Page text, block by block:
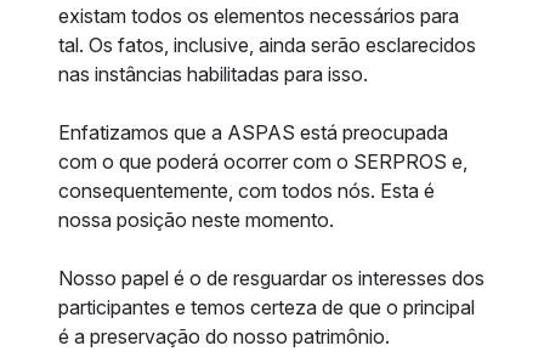
existam todos os elementos necessários para
tal. Os fatos, inclusive, ainda serão esclarecidos
nas instâncias habilitadas para isso.
Enfatizamos que a ASPAS está preocupada
com o que poderá ocorrer com o SERPROS e,
consequentemente, com todos nós. Esta é
nossa posição neste momento.
Nosso papel é o de resguardar os interesses dos
participantes e temos certeza de que o principal
é a preservação do nosso patrimônio.